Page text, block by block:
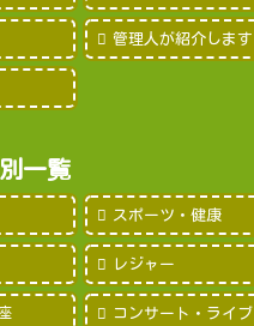
管理人が紹介します
一覧
スポーツ・健康
レジャー
コンサート・ライブ